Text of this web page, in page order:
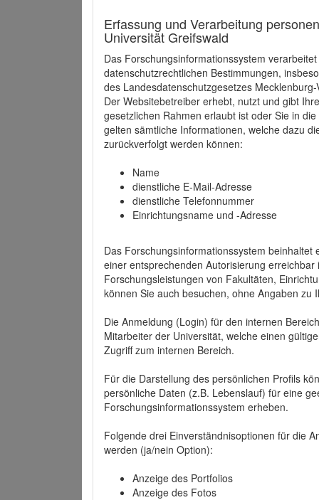
Erfassung und Verarbeitung
Universität Greifswald
Das Forschungsinformationssystem
datenschutzrechtlichen Bestimmungen,
des Landesdatenschutzgesetzes
Der Websitebetreiber erhebt, nutzt und gibt
gesetzlichen Rahmen erlaubt ist oder Sie in
gelten sämtliche Informationen, welche dazu
zurückverfolgt werden können:
Name
dienstliche E-Mail-Adresse
dienstliche Telefonnummer
Einrichtungsname und -Adresse
Das Forschungsinformationssystem beinhaltet
einer entsprechenden Autorisierung
Forschungsleistungen von Fakultäten,
können Sie auch besuchen, ohne Angaben zu
Die Anmeldung (Login) für den internen
Mitarbeiter der Universität, welche einen
Zugriff zum internen Bereich.
Für die Darstellung des persönlichen Profils
persönliche Daten (z.B. Lebenslauf) für eine
Forschungsinformationssystem erheben.
Folgende drei Einverständnisoptionen für die
werden (ja/nein Option):
Anzeige des Portfolios
Anzeige des Fotos